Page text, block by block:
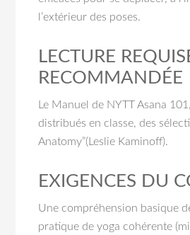
l’extérieur des poses.
LECTURE
RECOMMANDÉE
Le Manuel de NYTT Asana
distribués en classe, des
Anatomy”(Leslie Kaminoff).
EXIGENCES DU
Une compréhension basique
pratique de yoga cohérente